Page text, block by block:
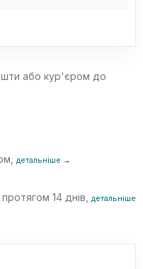
або кур'єром до
детальніше →
14 днів,
детальніше